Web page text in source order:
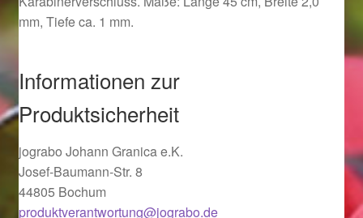
Ostergeschenke finden für Ostern 2019
Ostergeschenke finden für Ostern 2021
Ostergeschenke finden für Ostern 2022
Partner
mm, Tiefe ca. 1 mm.
Informationen zur
Produktsicherheit
jograbo Johann Granica e.K.
Josef-Baumann-Str. 8
44805 Bochum
produktverantwortung@jograbo.de